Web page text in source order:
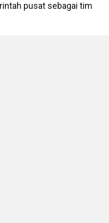
pusat sebagai tim